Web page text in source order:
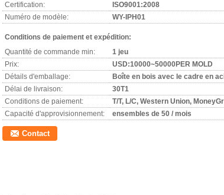
Certification:
ISO9001:2008
Numéro de modèle:
WY-IPH01
Conditions de paiement et expédition:
Quantité de commande min:
1 jeu
Prix:
USD:10000~50000PER MOLD
Détails d'emballage:
Boîte en bois avec le cadre en
Délai de livraison:
30T1
Conditions de paiement:
T/T, L/C, Western Union,
Capacité d'approvisionnement:
ensembles de 50 / mois
Contact